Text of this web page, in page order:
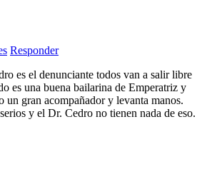
Responder
es el denunciante todos van a salir libre
es una buena bailarina de Emperatriz y
un gran acompañador y levanta manos.
y el Dr. Cedro no tienen nada de eso.